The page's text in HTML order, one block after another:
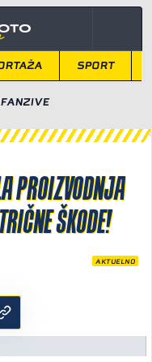
SPORT
PROIZVODNJA
ŠKODE!
AKTUELNO